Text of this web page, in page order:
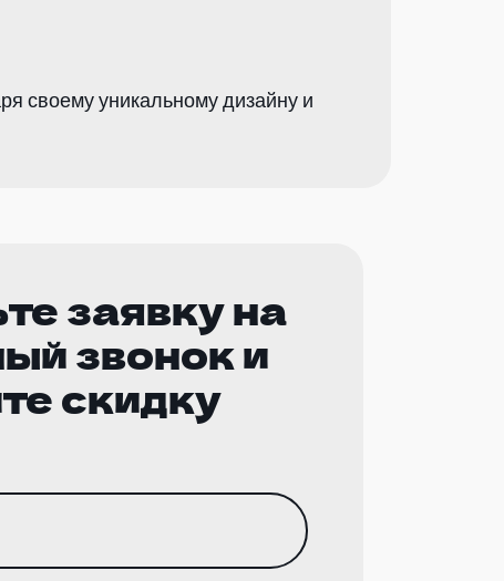
своему уникальному дизайну и
заявку на
звонок и
скидку